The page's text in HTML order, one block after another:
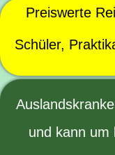
Preiswerte
Schüler,
und kann um